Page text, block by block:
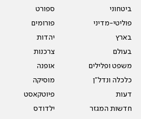
ביטחוני
פוליטי-מדיני
בארץ
בעולם
משפט ופלילים
כלכלה ונדל"ן
דעות
חדשות המגזר
ספורט
פורומים
יהדות
צרכנות
אופנה
מוסיקה
פיוטקאסט
ילדודס